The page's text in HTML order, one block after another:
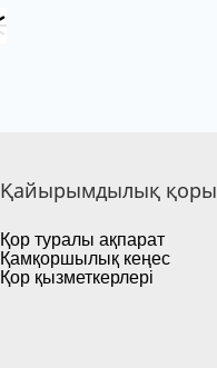
Қайырымдылық қоры
Қор туралы ақпарат
Қамқоршылық кеңес
Қор қызметкерлері